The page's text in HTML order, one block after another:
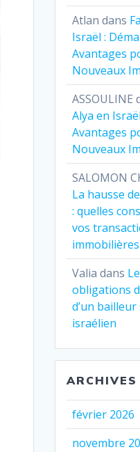
Atlan dans
Israël :
Avantages
Nouveaux
ASSOULINE
Alya en
Avantages
Nouveaux
SALOMON
La hausse
: quelles
vos
immobilières
Valia dans
obligations
d’un
israélien
ARCHIVES
février 2026
novembre